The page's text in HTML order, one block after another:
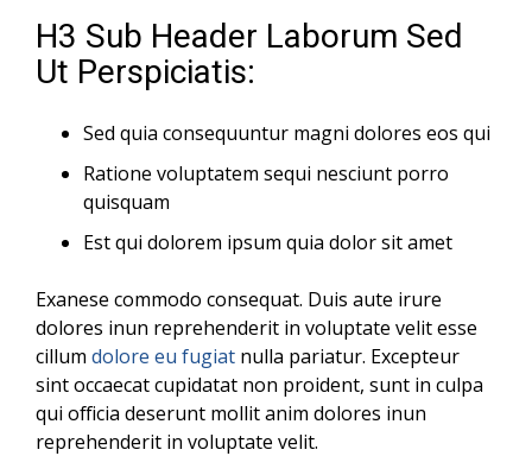
H3 Sub Header Laborum Sed
Ut Perspiciatis:
Sed quia consequuntur magni dolores eos qui
Ratione voluptatem sequi nesciunt porro
quisquam
Est qui dolorem ipsum quia dolor sit amet
Exanese commodo consequat. Duis aute irure
dolores inun reprehenderit in voluptate velit esse
cillum dolore eu fugiat nulla pariatur. Excepteur
sint occaecat cupidatat non proident, sunt in culpa
qui officia deserunt mollit anim dolores inun
reprehenderit in voluptate velit.